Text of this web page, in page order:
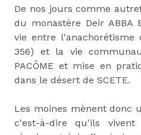
De nos jours comme
du monastère Deir ABBA
vie entre l'anachorétisme
356) et la vie
PACÔME et mise en
dans le désert de SCETE.
Les moines mènent donc
c'est-à-dire qu'ils